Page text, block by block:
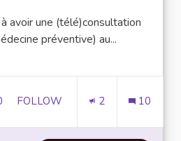
avoir une (télé)consultation
préventive) au...
Numérique et Santé
20 FOLLOWERS
FOLLOW 2 10